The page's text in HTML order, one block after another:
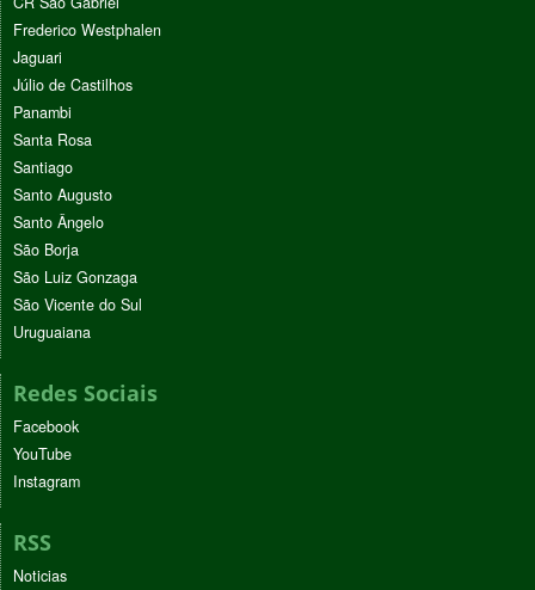
Frederico Westphalen
Jaguari
Júlio de Castilhos
Panambi
Santa Rosa
Santiago
Santo Augusto
Santo Ângelo
São Borja
São Luiz Gonzaga
São Vicente do Sul
Uruguaiana
Redes Sociais
Facebook
YouTube
Instagram
RSS
Noticias